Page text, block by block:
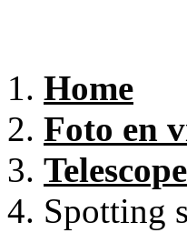
Home
Foto en
Spotting